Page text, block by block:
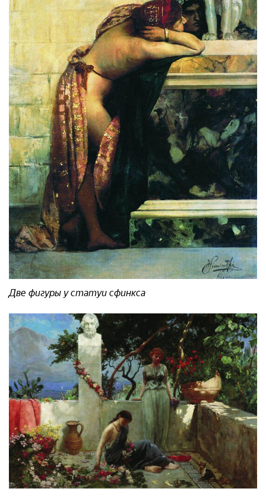
Две фигуры у статуи сфинкса